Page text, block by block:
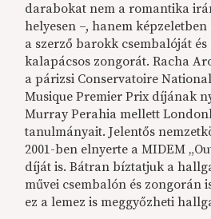
darabokat nem a romantika
helyesen –, hanem
a szerző barokk csembalóját és
kalapácsos zongorát. Racha
a párizsi Conservatoire
Musique Premier Prix díjának
Murray Perahia mellett
tanulmányait. Jelentős
2001-ben elnyerte a MIDEM
díját is. Bátran bíztatjuk a
művei csembalón és zongorán
ez a lemez is meggyőzheti